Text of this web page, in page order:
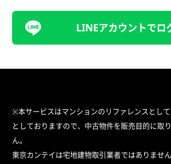
LINEアカウントでロ
※本サービスはマンションのリファレンスとし
としておりますので、中古物件を販売目的に取
ん。
東京カンテイは宅地建物取引業者ではありませ